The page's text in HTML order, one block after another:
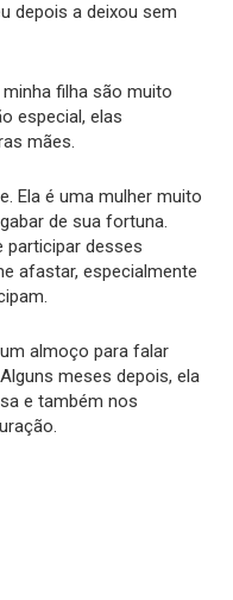
depois a deixou sem
filha são muito
especial, elas
mães.
Ela é uma mulher muito
de sua fortuna.
participar desses
afastar, especialmente
almoço para falar
meses depois, ela
e também nos